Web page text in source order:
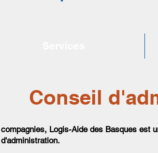
Conseil
Logis-Aide des Basques est